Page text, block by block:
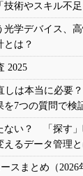
術やスキル不足
光学デバイス、
とは？
2025
しは本当に必要
を7つの質問で検
ない？ 「探す」
えるデータ管理
スまとめ（2026